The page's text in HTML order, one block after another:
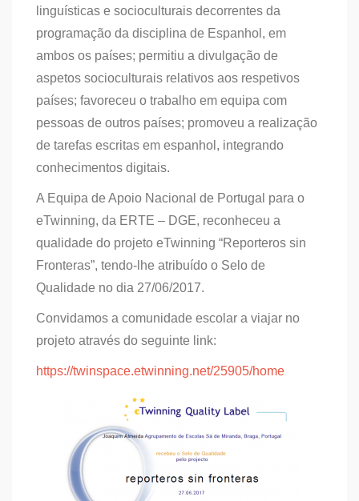
linguísticas e socioculturais decorrentes da
programação da disciplina de Espanhol, em
ambos os países; permitiu a divulgação de
aspetos socioculturais relativos aos respetivos
países; favoreceu o trabalho em equipa com
pessoas de outros países; promoveu a realização
de tarefas escritas em espanhol, integrando
conhecimentos digitais.
A Equipa de Apoio Nacional de Portugal para o
eTwinning, da ERTE – DGE, reconheceu a
qualidade do projeto eTwinning “Reporteros sin
Fronteras”, tendo-lhe atribuído o Selo de
Qualidade no dia 27/06/2017.
Convidamos a comunidade escolar a viajar no
projeto através do seguinte link:
https://twinspace.etwinning.net/25905/home